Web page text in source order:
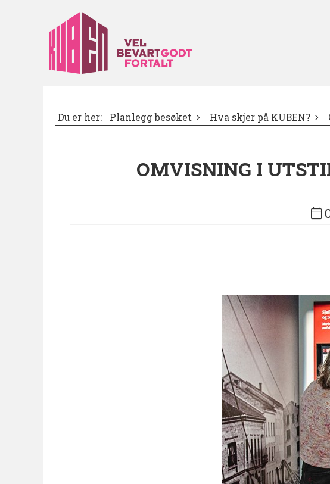
Du er her: Planlegg besøket Hva skjer på KUBEN?
OMVISNING I